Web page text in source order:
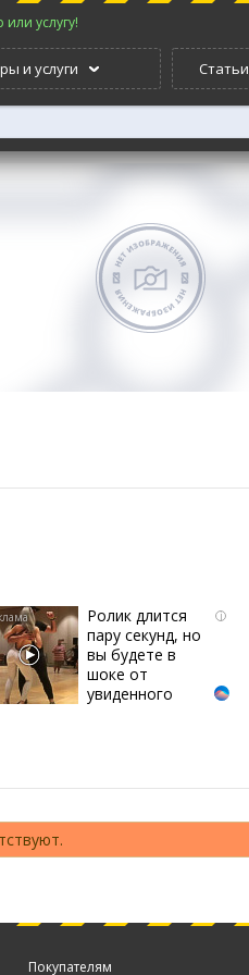
услугу!
и услуги Статьи
i
Ролик длится
пару секунд, но
вы будете в
шоке от
увиденного
Покупателям